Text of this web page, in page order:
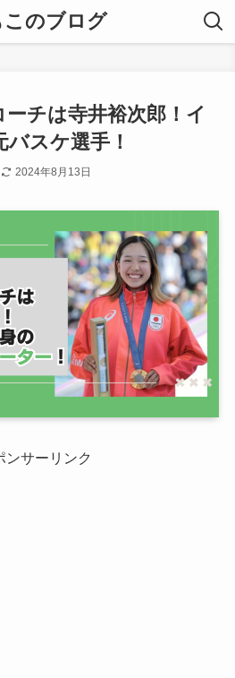
このブログ
チは寺井裕次郎！イ
スケ選手！
2024年8月13日
ンサーリンク